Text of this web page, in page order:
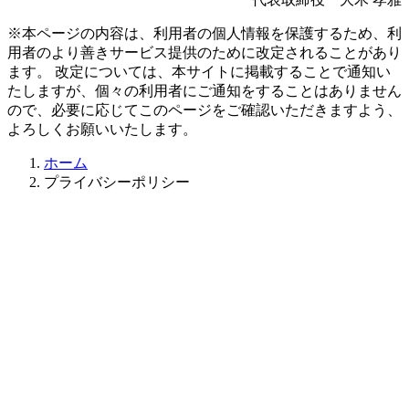
※本ページの内容は、利用者の個人情報を保護するため、利
用者のより善きサービス提供のために改定されることがあり
ます。 改定については、本サイトに掲載することで通知い
たしますが、個々の利用者にご通知をすることはありません
ので、必要に応じてこのページをご確認いただきますよう、
よろしくお願いいたします。
ホーム
プライバシーポリシー